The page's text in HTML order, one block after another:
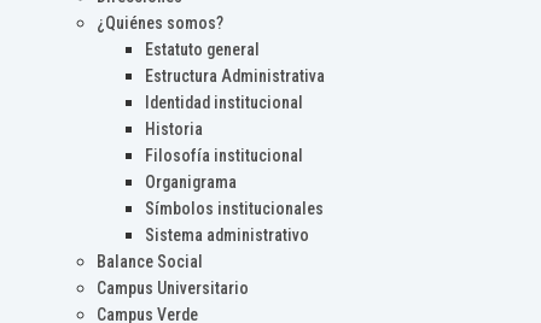
¿Quiénes somos?
Estatuto general
Estructura Administrativa
Identidad institucional
Historia
Filosofía institucional
Organigrama
Símbolos institucionales
Sistema administrativo
Balance Social
Campus Universitario
Campus Verde